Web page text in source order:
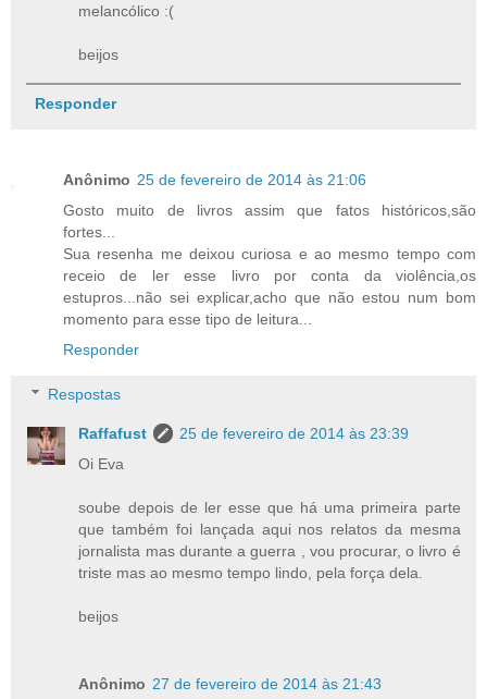
melancólico :(
beijos
Responder
Anônimo 25 de fevereiro de 2014 às 21:06
Gosto muito de livros assim que fatos históricos,são
fortes...
Sua resenha me deixou curiosa e ao mesmo tempo com
receio de ler esse livro por conta da violência,os
estupros...não sei explicar,acho que não estou num bom
momento para esse tipo de leitura...
Responder
Respostas
Raffafust
25 de fevereiro de 2014 às 23:39
Oi Eva
soube depois de ler esse que há uma primeira parte
que também foi lançada aqui nos relatos da mesma
jornalista mas durante a guerra , vou procurar, o livro é
triste mas ao mesmo tempo lindo, pela força dela.
beijos
Anônimo 27 de fevereiro de 2014 às 21:43